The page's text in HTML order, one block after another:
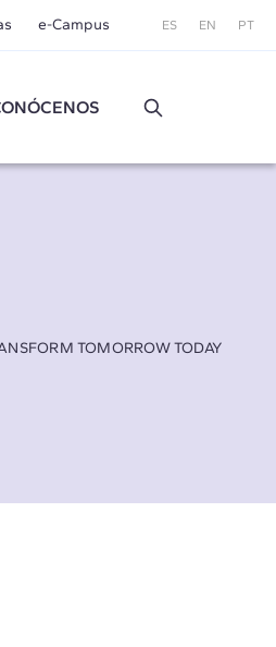
e-Campus ES EN PT
TOMORROW TODAY